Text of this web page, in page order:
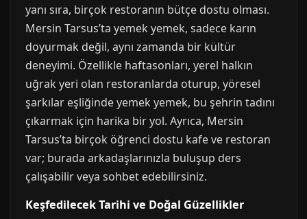
yanı sıra, birçok restoranın bütçe dostu olması.
Mersin Tarsus’ta yemek yemek, sadece karın
doyurmak değil, aynı zamanda bir kültür
deneyimi. Özellikle haftasonları, yerel halkın
uğrak yeri olan restoranlarda oturup, yöresel
şarkılar eşliğinde yemek yemek, bu şehrin tadını
çıkarmak için harika bir yol. Ayrıca, Mersin
Tarsus’ta birçok öğrenci dostu kafe ve restoran
var; burada arkadaşlarınızla buluşup ders
çalışabilir veya sohbet edebilirsiniz.
Keşfedilecek Tarihi ve Doğal Güzellikler